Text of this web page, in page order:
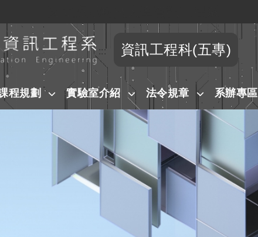
跳到主要內容
::: 資訊工程科(五專)
程規劃 實驗室介紹 法令規章 系辦專區